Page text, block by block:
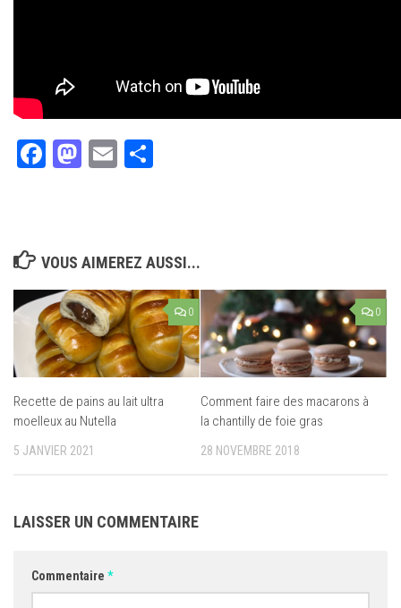
Facebook
Mastodon
Email
VOUS AIMEREZ AUSSI...
0
Recette de pains au lait ultra
moelleux au Nutella
5 JANVIER 2021
0
Comment faire des macarons à
la chantilly de foie gras
28 NOVEMBRE 2018
LAISSER UN COMMENTAIRE
Commentaire *